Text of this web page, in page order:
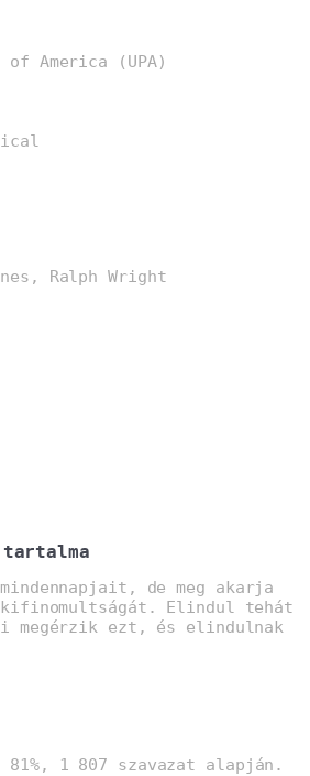
America (UPA)
Ralph Wright
tartalma
de meg akarja
Elindul tehát
ezt, és elindulnak
1 807 szavazat alapján.